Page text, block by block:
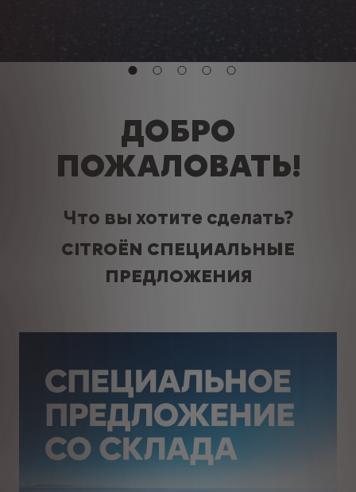
ДОБРО
ПОЖАЛОВАТЬ!
Что вы хотите сделать?
CITROËN СПЕЦИАЛЬНЫЕ
ПРЕДЛОЖЕНИЯ